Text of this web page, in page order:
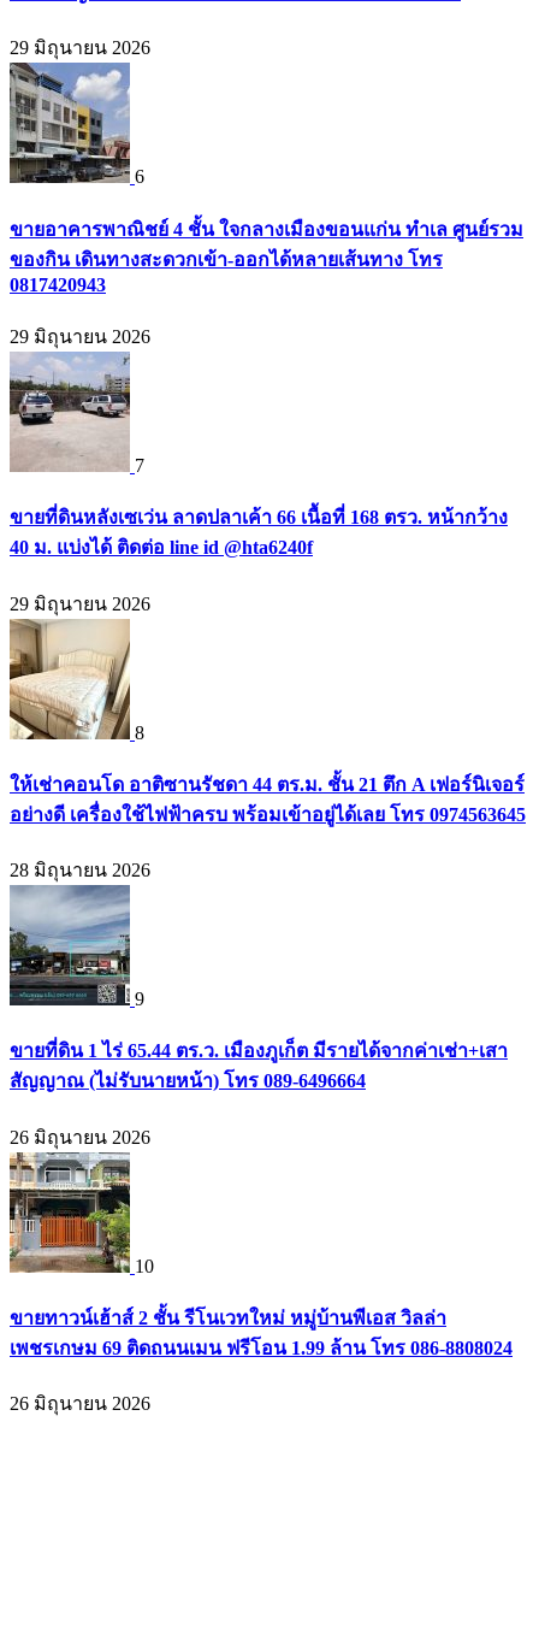
29 มิถุนายน 2026
6
ขายอาคารพาณิชย์ 4 ชั้น ใจกลางเมืองขอนแก่น ทำเล ศูนย์รวม
ของกิน เดินทางสะดวกเข้า-ออกได้หลายเส้นทาง โทร
0817420943
29 มิถุนายน 2026
7
ขายที่ดินหลังเซเว่น ลาดปลาเค้า 66 เนื้อที่ 168 ตรว. หน้ากว้าง
40 ม. แบ่งได้ ติดต่อ line id @hta6240f
29 มิถุนายน 2026
8
ให้เช่าคอนโด อาติซานรัชดา 44 ตร.ม. ชั้น 21 ตึก A เฟอร์นิเจอร์
อย่างดี เครื่องใช้ไฟฟ้าครบ พร้อมเข้าอยู่ได้เลย โทร 0974563645
28 มิถุนายน 2026
9
ขายที่ดิน 1 ไร่ 65.44 ตร.ว. เมืองภูเก็ต มีรายได้จากค่าเช่า+เสา
สัญญาณ (ไม่รับนายหน้า) โทร 089-6496664
26 มิถุนายน 2026
10
ขายทาวน์เฮ้าส์ 2 ชั้น รีโนเวทใหม่ หมู่บ้านพีเอส วิลล่า
เพชรเกษม 69 ติดถนนเมน ฟรีโอน 1.99 ล้าน โทร 086-8808024
26 มิถุนายน 2026